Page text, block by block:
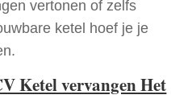
vertonen of zelfs
ketel hoef je je
Ketel vervangen Het